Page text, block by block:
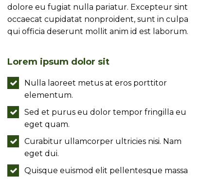
dolore eu fugiat nulla pariatur. Excepteur sint
occaecat cupidatat nonproident, sunt in culpa
qui officia deserunt mollit anim id est laborum.
Lorem ipsum dolor sit
Nulla laoreet metus at eros porttitor
elementum.
Sed et purus eu dolor tempor fringilla eu
eget quam.
Curabitur ullamcorper ultricies nisi. Nam
eget dui.
Quisque euismod elit pellentesque massa